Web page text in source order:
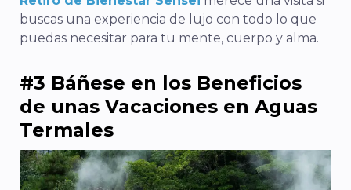
buscas una experiencia de lujo con todo lo que
puedas necesitar para tu mente, cuerpo y alma.
#3 Báñese en los Beneficios
de unas Vacaciones en Aguas
Termales